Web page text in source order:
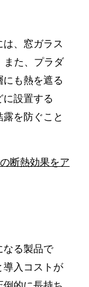
、窓ガラス
また、プラダ
も熱を遮る
設置する
を防ぐこと
断熱効果をア
なる製品で
導入コストが